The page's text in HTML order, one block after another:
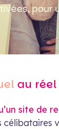
pour
au réel
site de
célibataires